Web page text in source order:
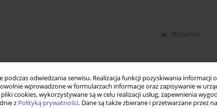
podczas odwiedzania serwisu. Realizacja funkcji pozyskiwania informacji
wprowadzone w formularzach informacje oraz zapisywanie w
cookies, wykorzystywane są w celu realizacji usług, zapewnienia
z Polityką prywatności. Dane są także zbierane i przetwarzane przez
Statystyki